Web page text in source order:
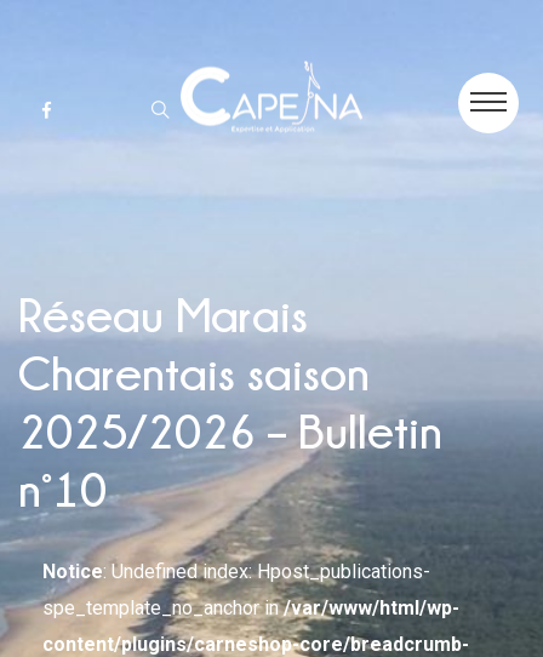
Réseau Marais
Charentais saison
2025/2026 – Bulletin
n°10
Notice: Undefined index: Hpost_publications-
spe_template_no_anchor in/var/www/html/wp-
content/plugins/carneshop-core/breadcrumb-